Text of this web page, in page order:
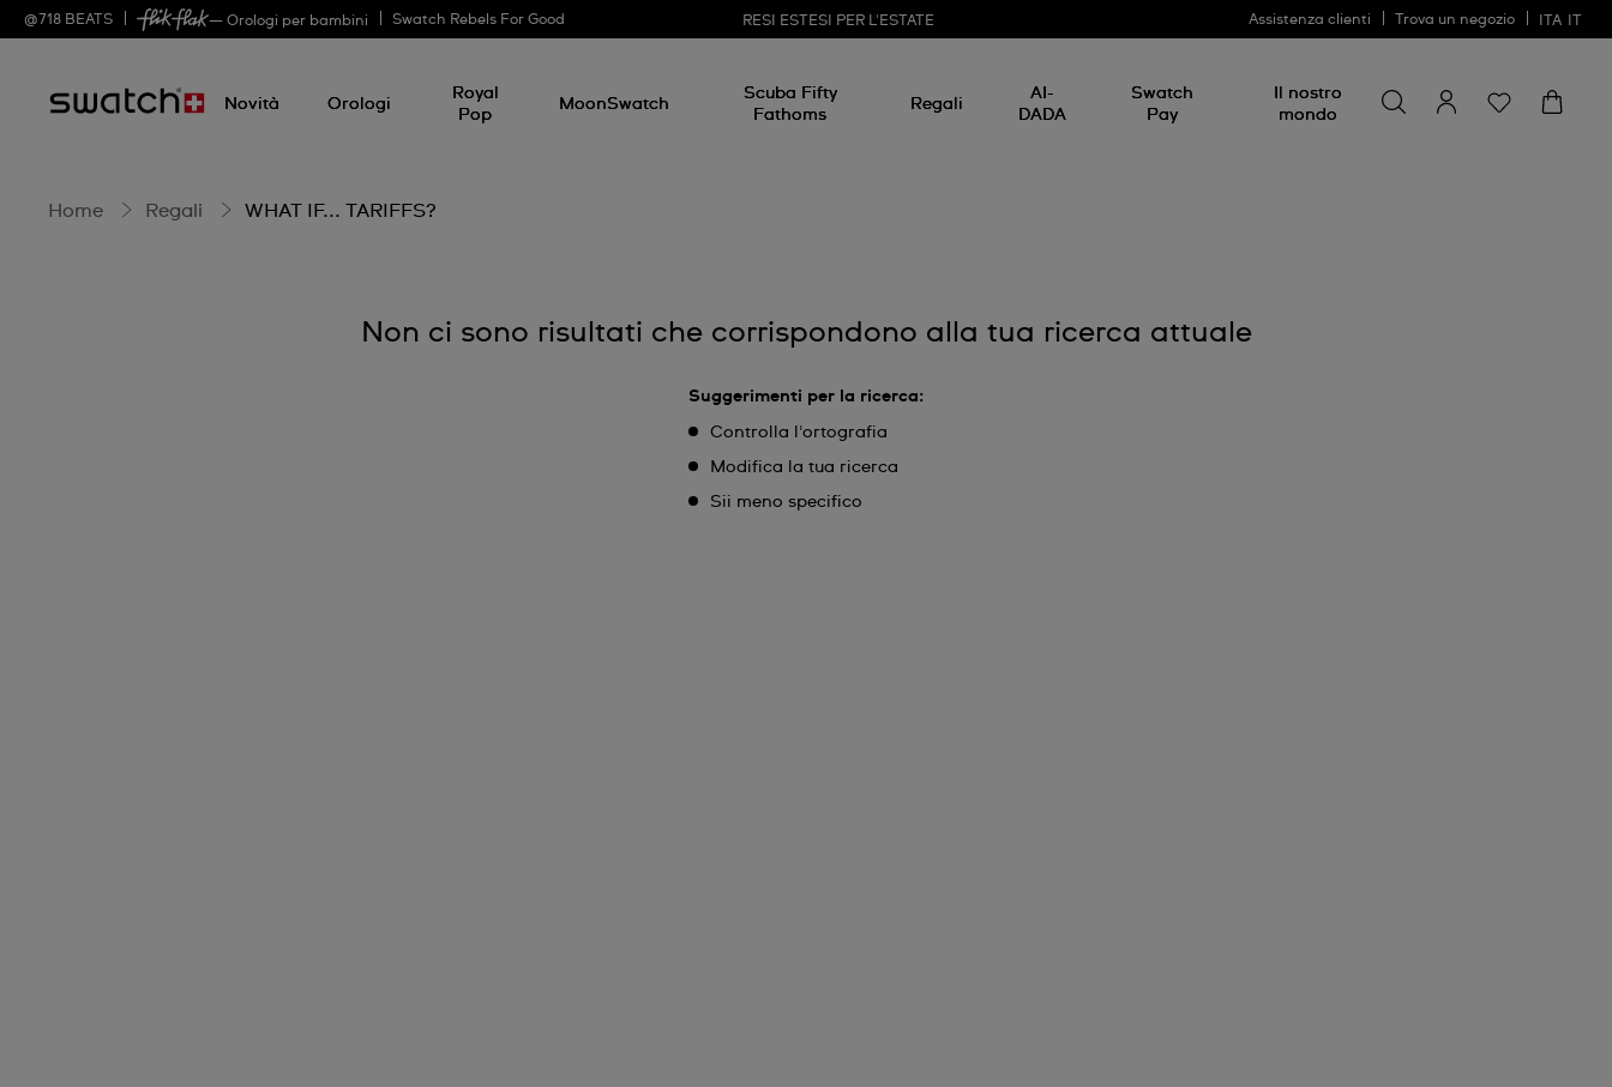
@ 718 BEATS — Orologi per bambini Swatch Rebels For Good RESI ESTESI PER L'ESTATE Assistenza clienti Trova un negozio ITA
Novità Orologi
Royal
Pop
MoonSwatch
Scuba Fifty
Fathoms
Regali
AI-
DADA
Swatch
Pay
Il nostro
mondo
WHAT
IF...
TARIFFS?
Home Regali WHAT IF... TARIFFS?
Non ci sono risultati che corrispondono alla tua ricerca attuale
Suggerimenti per la ricerca:
Controlla l'ortografia
Modifica la tua ricerca
Sii meno specifico